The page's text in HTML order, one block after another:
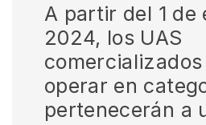
A partir del 1 de
2024, los UAS
operar en
pertenecerán a